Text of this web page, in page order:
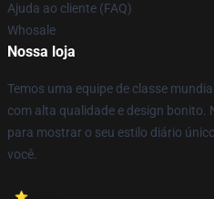
Ajuda ao cliente (FAQ)
Whosale
Nossa loja
Temos uma equipe de classe
com alta qualidade e design bonito.
para mostrar o seu estilo diário
você.